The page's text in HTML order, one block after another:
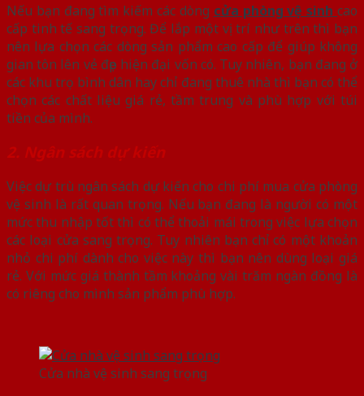
Nếu bạn đang tìm kiếm các dòng cửa phòng vệ sinh cao
cấp tinh tế sang trọng. Để lắp một vị trí như trên thì bạn
nên lựa chọn các dòng sản phẩm cao cấp để giúp không
gian tôn lên vẻ đẹp hiện đại vốn có. Tuy nhiên, bạn đang ở
các khu trọ bình dân hay chỉ đang thuê nhà thì bạn có thể
chọn các chất liệu giá rẻ, tầm trung và phù hợp với túi
tiền của mình.
2. Ngân sách dự kiến
Việc dự trù ngân sách dự kiến cho chi phí mua cửa phòng
vệ sinh là rất quan trọng. Nếu bạn đang là người có một
mức thu nhập tốt thì có thể thoải mái trong việc lựa chọn
các loại cửa sang trọng. Tuy nhiên bạn chỉ có một khoản
nhỏ chi phí dành cho việc này thì bạn nên dùng loại giá
rẻ. Với mức giá thành tầm khoảng vài trăm ngàn đồng là
có riêng cho mình sản phẩm phù hợp.
Cửa nhà vệ sinh sang trọng